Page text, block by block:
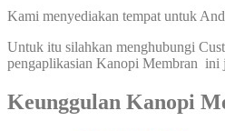
Kami menyediakan tempat untuk
Untuk itu silahkan menghubungi
pengaplikasian Kanopi Membran ini
Keunggulan Kanopi